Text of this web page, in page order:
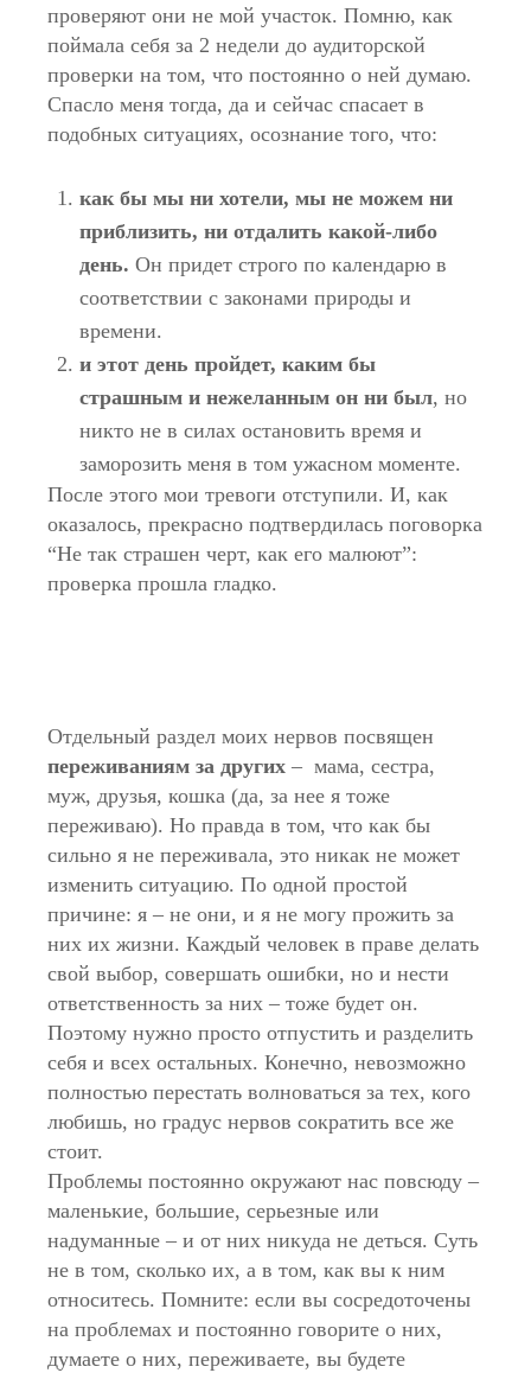
проверяют они не мой участок. Помню, как
поймала себя за 2 недели до аудиторской
проверки на том, что постоянно о ней думаю.
Спасло меня тогда, да и сейчас спасает в
подобных ситуациях, осознание того, что:
как бы мы ни хотели, мы не можем ни
приблизить, ни отдалить какой-либо
день. Он придет строго по календарю в
соответствии с законами природы и
времени.
и этот день пройдет, каким бы
страшным и нежеланным он ни был, но
никто не в силах остановить время и
заморозить меня в том ужасном моменте.
После этого мои тревоги отступили. И, как
оказалось, прекрасно подтвердилась поговорка
“Не так страшен черт, как его малюют”:
проверка прошла гладко.
Отдельный раздел моих нервов посвящен
переживаниям за других – мама, сестра,
муж, друзья, кошка (да, за нее я тоже
переживаю). Но правда в том, что как бы
сильно я не переживала, это никак не может
изменить ситуацию. По одной простой
причине: я – не они, и я не могу прожить за
них их жизни. Каждый человек в праве делать
свой выбор, совершать ошибки, но и нести
ответственность за них – тоже будет он.
Поэтому нужно просто отпустить и разделить
себя и всех остальных. Конечно, невозможно
полностью перестать волноваться за тех, кого
любишь, но градус нервов сократить все же
стоит.
Проблемы постоянно окружают нас повсюду –
маленькие, большие, серьезные или
надуманные – и от них никуда не деться. Суть
не в том, сколько их, а в том, как вы к ним
относитесь. Помните: если вы сосредоточены
на проблемах и постоянно говорите о них,
думаете о них, переживаете, вы будете